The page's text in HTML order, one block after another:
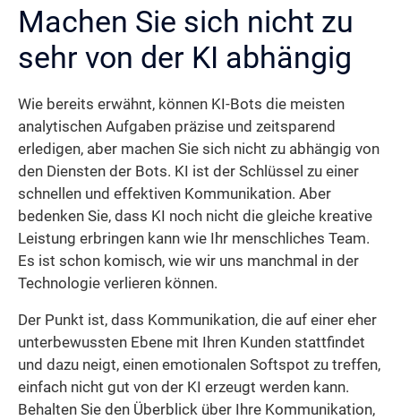
Machen Sie sich nicht zu
sehr von der KI abhängig
Wie bereits erwähnt, können KI-Bots die meisten
analytischen Aufgaben präzise und zeitsparend
erledigen, aber machen Sie sich nicht zu abhängig von
den Diensten der Bots. KI ist der Schlüssel zu einer
schnellen und effektiven Kommunikation. Aber
bedenken Sie, dass KI noch nicht die gleiche kreative
Leistung erbringen kann wie Ihr menschliches Team.
Es ist schon komisch, wie wir uns manchmal in der
Technologie verlieren können.
Der Punkt ist, dass Kommunikation, die auf einer eher
unterbewussten Ebene mit Ihren Kunden stattfindet
und dazu neigt, einen emotionalen Softspot zu treffen,
einfach nicht gut von der KI erzeugt werden kann.
Behalten Sie den Überblick über Ihre Kommunikation,